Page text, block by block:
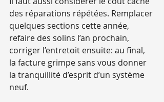
des réparations répétées. Remplacer
quelques sections cette année,
refaire des solins l’an prochain,
corriger l’entretoit ensuite: au final,
la facture grimpe sans vous donner
la tranquillité d’esprit d’un système
neuf.